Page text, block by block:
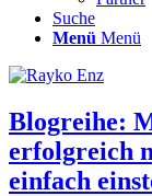
Suche
Menü Menü
Blogreihe:
erfolgreich
einfach